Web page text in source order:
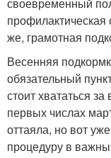
профилактическая
же, грамотная
Весенняя
обязательный
стоит хвататься
первых числах
оттаяла, но вот
процедуру в